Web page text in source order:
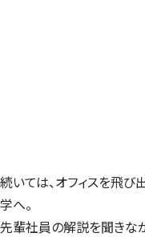
続いては、オフィスを飛
学へ。
先輩社員の解説を聞きな